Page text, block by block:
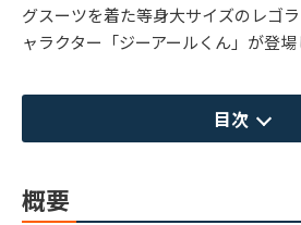
グスーツを着た等身大サイズのレゴ
ャラクター「ジーアールくん」が登場
目次
概要